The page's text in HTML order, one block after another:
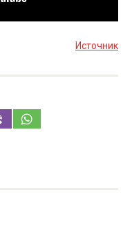
Источник